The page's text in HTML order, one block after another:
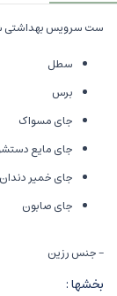
ست سرویس بهداشتی
سطل
برس
جای مسواک
جای مایع
جای خمیر دندان
جای صابون
- جنس رزین
بخشها :